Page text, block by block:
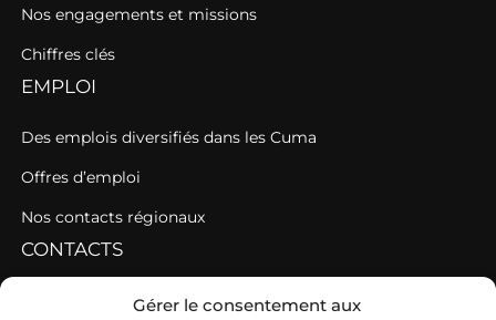
Gérer le consentement aux
Nos engagements et missions
Chiffres clés
EMPLOI
Des emplois diversifiés dans les Cuma
Offres d’emploi
Nos contacts régionaux
CONTACTS
Contacter une fédération